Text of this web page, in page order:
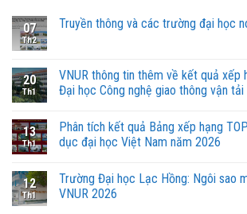
07
Th2
Truyền thông và các trường đại học
20
Th1
VNUR thông tin thêm về kết quả xếp
Đại học Công nghệ giao thông vận tải
13
Th1
Phân tích kết quả Bảng xếp hạng
dục đại học Việt Nam năm 2026
12
Th1
Trường Đại học Lạc Hồng: Ngôi sao
VNUR 2026